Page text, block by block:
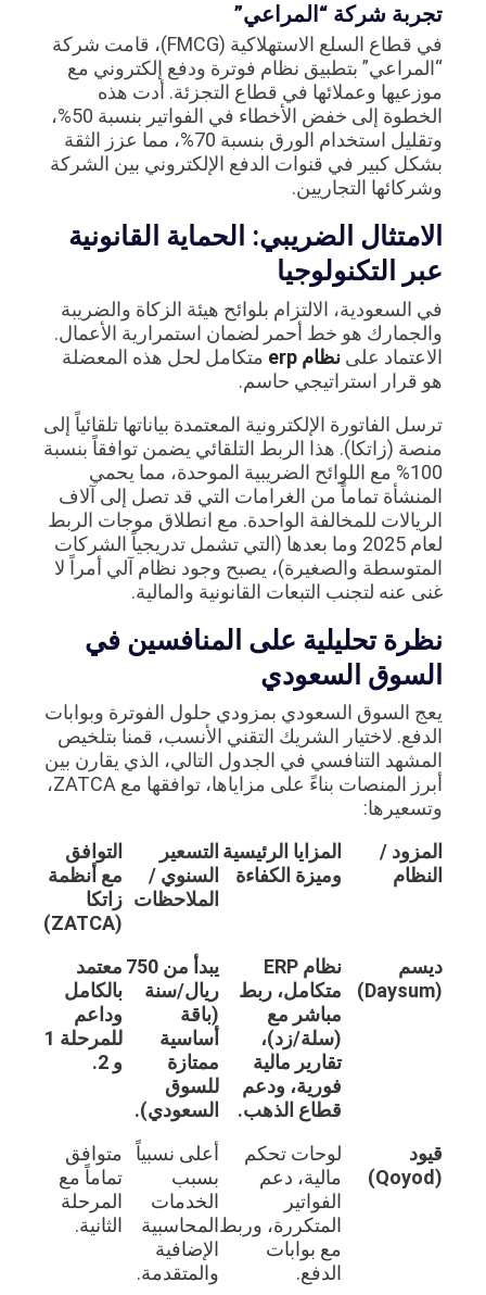
تجربة شركة “المراعي”
في قطاع السلع الاستهلاكية (FMCG)، قامت شركة
“المراعي” بتطبيق نظام فوترة ودفع إلكتروني مع
موزعيها وعملائها في قطاع التجزئة. أدت هذه
الخطوة إلى خفض الأخطاء في الفواتير بنسبة 50%،
وتقليل استخدام الورق بنسبة 70%، مما عزز الثقة
بشكل كبير في قنوات الدفع الإلكتروني بين الشركة
وشركائها التجاريين.
الامتثال الضريبي: الحماية القانونية
عبر التكنولوجيا
في السعودية، الالتزام بلوائح هيئة الزكاة والضريبة
والجمارك هو خط أحمر لضمان استمرارية الأعمال.
الاعتماد على نظام erp
متكامل لحل هذه المعضلة
هو قرار استراتيجي حاسم.
ترسل الفاتورة الإلكترونية المعتمدة بياناتها تلقائياً إلى
منصة (زاتكا). هذا الربط التلقائي يضمن توافقاً بنسبة
100% مع اللوائح الضريبية الموحدة، مما يحمي
المنشأة تماماً من الغرامات التي قد تصل إلى آلاف
الريالات للمخالفة الواحدة. مع انطلاق موجات الربط
لعام 2025 وما بعدها (التي تشمل تدريجياً الشركات
المتوسطة والصغيرة)، يصبح وجود نظام آلي أمراً لا
غنى عنه لتجنب التبعات القانونية والمالية.
نظرة تحليلية على المنافسين في
السوق السعودي
يعج السوق السعودي بمزودي حلول الفوترة وبوابات
الدفع. لاختيار الشريك التقني الأنسب، قمنا بتلخيص
المشهد التنافسي في الجدول التالي، الذي يقارن بين
أبرز المنصات بناءً على مزاياها، توافقها مع ZATCA،
وتسعيرها:
المزود /
النظام
المزايا الرئيسية
وميزة الكفاءة
التسعير
السنوي /
الملاحظات
التوافق
مع أنظمة
زاتكا
(ZATCA)
ديسم
(Daysum)
نظام ERP
متكامل، ربط
مباشر مع
(سلة/زد)،
تقارير مالية
فورية، ودعم
قطاع الذهب.
يبدأ من 750
ريال/سنة
(باقة
أساسية
ممتازة
للسوق
السعودي).
معتمد
بالكامل
وداعم
للمرحلة 1
و 2.
قيود
(Qoyod)
لوحات تحكم
مالية، دعم
الفواتير
المتكررة، وربط
مع بوابات
الدفع.
أعلى نسبياً
بسبب
الخدمات
المحاسبية
الإضافية
والمتقدمة.
متوافق
تماماً مع
المرحلة
الثانية.